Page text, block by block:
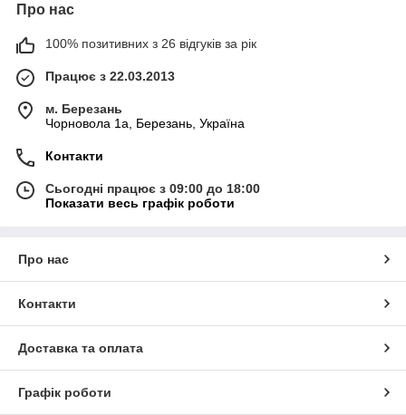
Про нас
100% позитивних з 26 відгуків за рік
Працює з 22.03.2013
м. Березань
Чорновола 1а, Березань, Україна
Контакти
Сьогодні працює з 09:00 до 18:00
Показати весь графік роботи
Про нас
Контакти
Доставка та оплата
Графік роботи